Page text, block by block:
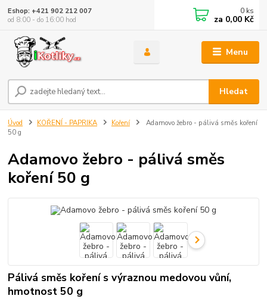
Menu
Hledat
Eshop: +421 902 212 007
od 8:00 - do 16:00 hod
0 ks
za 0,00 Kč
Úvod KOŘENÍ - PAPRIKA Koření
Adamovo žebro - pálivá směs koření
50 g
Adamovo žebro - pálivá směs
koření 50 g
Pálivá směs koření s výraznou medovou vůní,
hmotnost 50 g